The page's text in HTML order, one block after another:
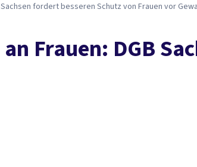
fordert besseren Schutz von Frauen vor
Frauen: DGB